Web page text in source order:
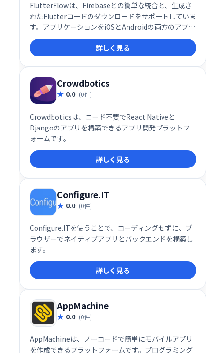
FlutterFlowは、Firebaseとの簡単な統合と、生成さ
れたFlutterコードのダウンロードをサポートしていま
す。アプリケーションをiOSとAndroidの両方のアプリ
ストアに直接デプロイすることもできます。
詳しく見る
Crowdbotics
0.0 (0件)
Crowdboticsは、コード不要でReact Nativeと
Djangoのアプリを構築できるアプリ開発プラットフ
ォームです。
詳しく見る
Configure.IT
0.0 (0件)
Configure.ITを使うことで、コーディングせずに、ブ
ラウザーでネイティブアプリとバックエンドを構築し
ます。
詳しく見る
AppMachine
0.0 (0件)
AppMachineは、ノーコードで簡単にモバイルアプリ
を作成できるプラットフォームです。プログラミング